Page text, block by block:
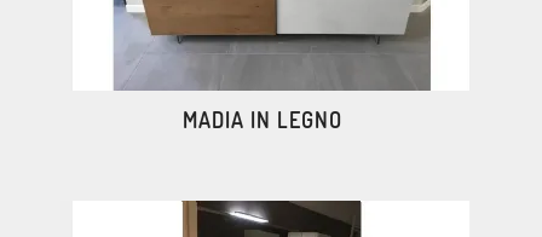
MADIA IN LEGNO